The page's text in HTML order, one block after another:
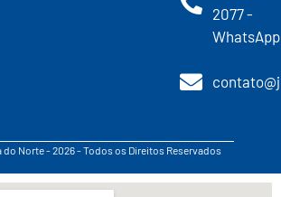
2077 -
WhatsApp
do Norte - 2026 - Todos os Direitos Reservados